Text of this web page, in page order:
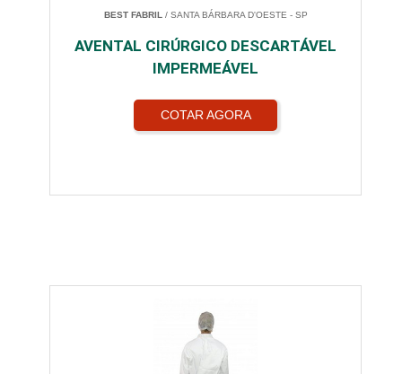
BEST FABRIL / SANTA BÁRBARA D'OESTE - SP
AVENTAL CIRÚRGICO DESCARTÁVEL
IMPERMEÁVEL
COTAR AGORA